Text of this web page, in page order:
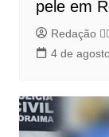
pele em
Redação
4 de